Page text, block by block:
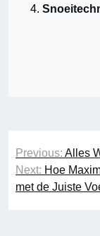
Previous: Alles
Next: Hoe
met de Juiste